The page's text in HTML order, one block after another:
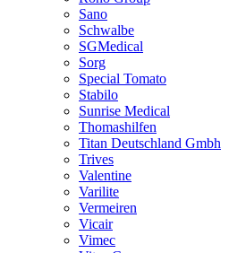
Sano
Schwalbe
SGMedical
Sorg
Special Tomato
Stabilo
Sunrise Medical
Thomashilfen
Titan Deutschland Gmbh
Trives
Valentine
Varilite
Vermeiren
Vicair
Vimec